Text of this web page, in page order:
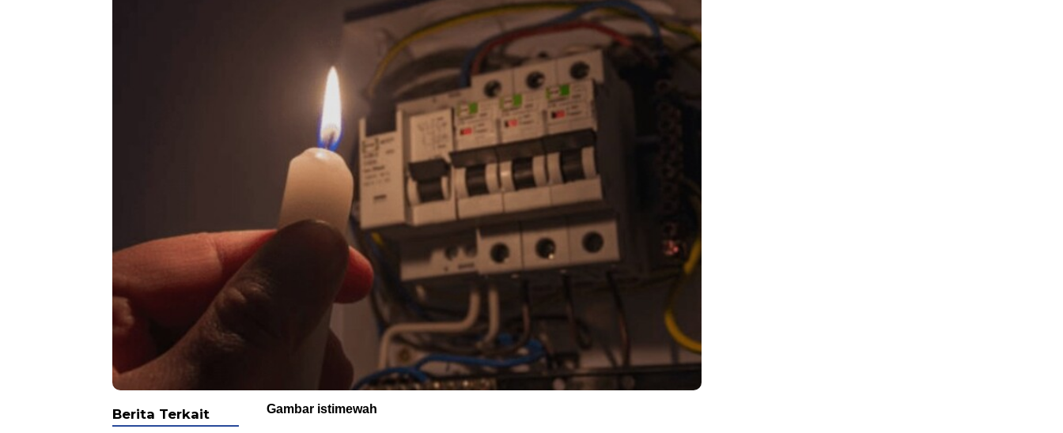
Gambar istimewah
Berita Terkait